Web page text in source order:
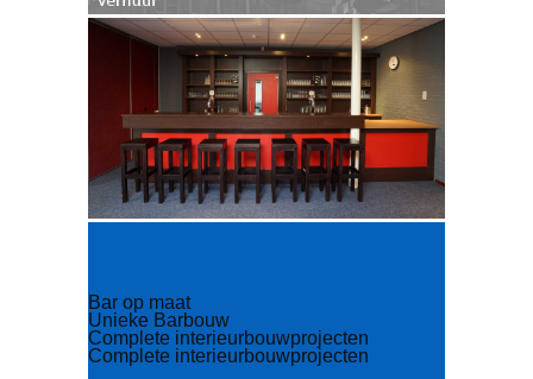
Bar op maat
Unieke Barbouw
Complete interieurbouwprojecten
Complete interieurbouwprojecten